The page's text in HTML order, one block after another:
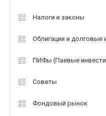
Налоги и законы
Облигации и долговые
ПИФы (Паевые
Советы
Фондовый рынок